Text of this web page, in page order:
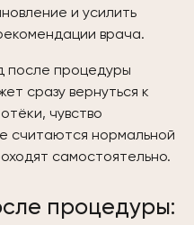
и усилить
врача.
после процедуры
сразу вернуться к
чувство
считаются нормальной
самостоятельно.
процедуры: